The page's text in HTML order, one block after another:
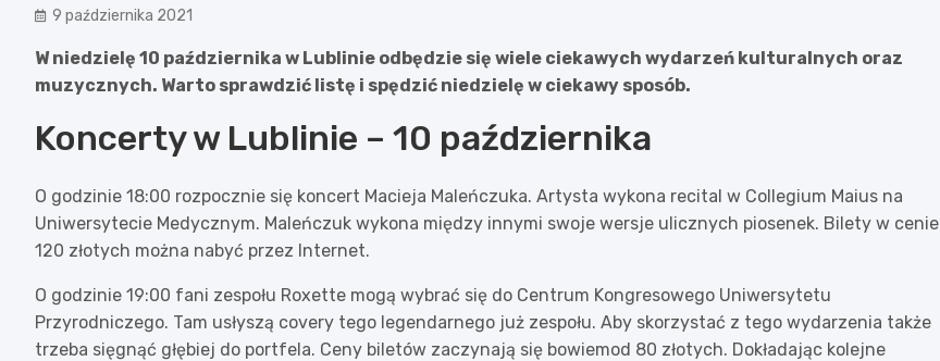
9 października 2021
W niedzielę 10 października w Lublinie odbędzie się wiele ciekawych wydarzeń kulturalnych oraz
muzycznych. Warto sprawdzić listę i spędzić niedzielę w ciekawy sposób.
Koncerty w Lublinie – 10 października
O godzinie 18:00 rozpocznie się koncert Macieja Maleńczuka. Artysta wykona recital w Collegium Maius na
Uniwersytecie Medycznym. Maleńczuk wykona między innymi swoje wersje ulicznych piosenek. Bilety w cenie
120 złotych można nabyć przez Internet.
O godzinie 19:00 fani zespołu Roxette mogą wybrać się do Centrum Kongresowego Uniwersytetu
Przyrodniczego. Tam usłyszą covery tego legendarnego już zespołu. Aby skorzystać z tego wydarzenia także
trzeba sięgnąć głębiej do portfela. Ceny biletów zaczynają się bowiemod 80 złotych. Dokładając kolejne